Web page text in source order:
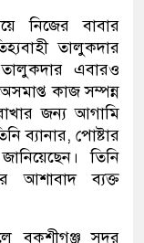
নিজের বাবার
তালুকদার
এবারও
কাজ সম্পন্ন
জন্য আগামি
ব্যানার, পোষ্টার
তিনি
আশাবাদ ব্যক্ত
বকশীগঞ্জ সদর